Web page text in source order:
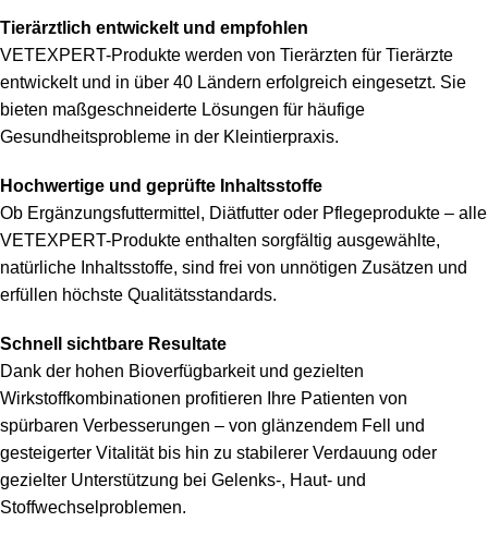
Tierärztlich entwickelt und empfohlen
VETEXPERT-Produkte werden von Tierärzten für Tierärzte
entwickelt und in über 40 Ländern erfolgreich eingesetzt. Sie
bieten maßgeschneiderte Lösungen für häufige
Gesundheitsprobleme in der Kleintierpraxis.
Hochwertige und geprüfte Inhaltsstoffe
Ob Ergänzungsfuttermittel, Diätfutter oder Pflegeprodukte – alle
VETEXPERT-Produkte enthalten sorgfältig ausgewählte,
natürliche Inhaltsstoffe, sind frei von unnötigen Zusätzen und
erfüllen höchste Qualitätsstandards.
Schnell sichtbare Resultate
Dank der hohen Bioverfügbarkeit und gezielten
Wirkstoffkombinationen profitieren Ihre Patienten von
spürbaren Verbesserungen – von glänzendem Fell und
gesteigerter Vitalität bis hin zu stabilerer Verdauung oder
gezielter Unterstützung bei Gelenks-, Haut- und
Stoffwechselproblemen.